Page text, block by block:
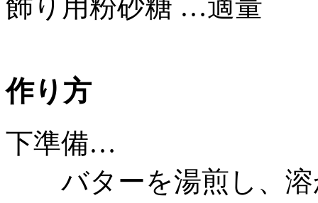
飾り用粉砂糖 …適量
作り方
下準備…
バターを湯煎し、溶